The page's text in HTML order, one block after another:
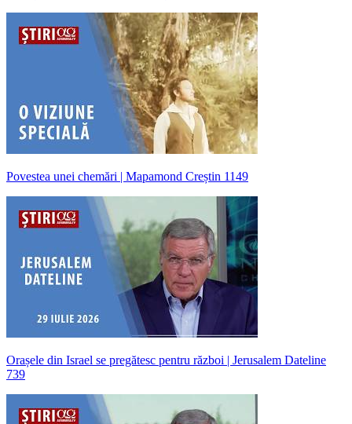
Povestea unei chemări | Mapamond Creștin 1149
Orașele din Israel se pregătesc pentru război | Jerusalem Dateline
739